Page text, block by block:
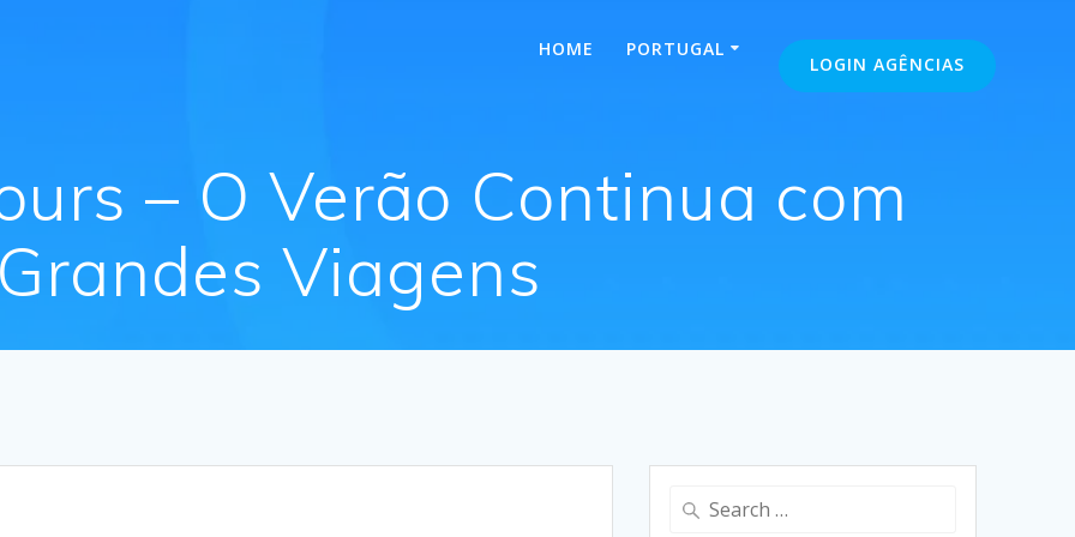
HOME PORTUGAL
LOGIN AGÊNCIAS
– O Verão Continua com
Grandes Viagens
Search